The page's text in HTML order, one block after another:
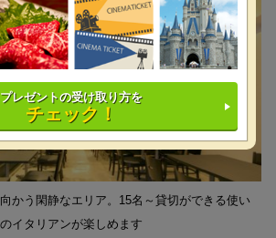
かう閑静なエリア。15名～貸切ができる使い
イタリアンが楽しめます
プレゼントの受け取り方を
チェック！